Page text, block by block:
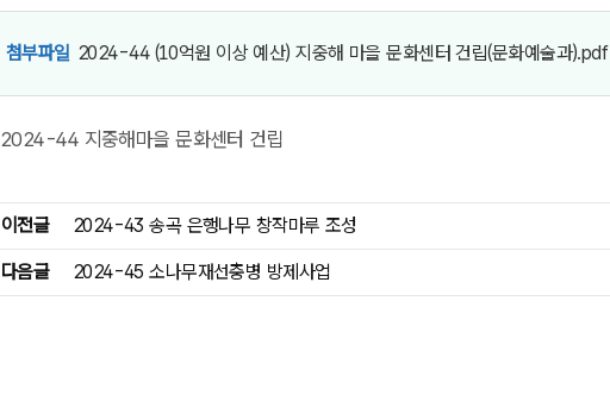
첨부파일 2024-44 (10억원 이상 예산) 지중해 마을 문화센터 건립(문화예술과).pdf
2024-44 지중해마을 문화센터 건립
이전글 2024-43 송곡 은행나무 창작마루 조성
다음글 2024-45 소나무재선충병 방제사업